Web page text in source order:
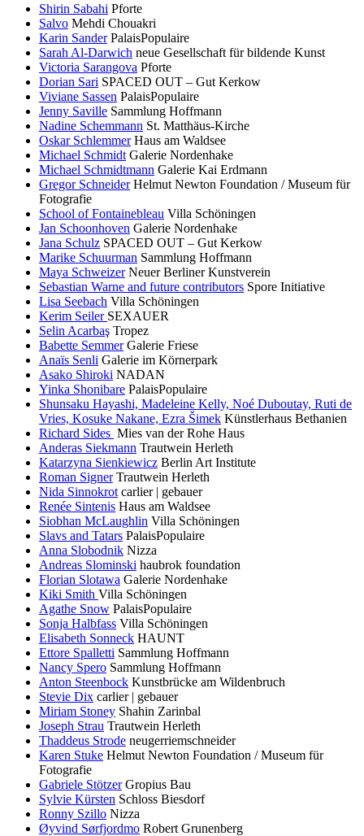
Shirin Sabahi Pforte
Salvo Mehdi Chouakri
Karin Sander PalaisPopulaire
Sarah Al-Darwich neue Gesellschaft für bildende Kunst
Victoria Sarangova Pforte
Dorian Sari SPACED OUT – Gut Kerkow
Viviane Sassen PalaisPopulaire
Jenny Saville Sammlung Hoffmann
Nadine Schemmann St. Matthäus-Kirche
Oskar Schlemmer Haus am Waldsee
Michael Schmidt Galerie Nordenhake
Michael Schmidtmann Galerie Kai Erdmann
Gregor Schneider Helmut Newton Foundation / Museum für
Fotografie
School of Fontainebleau Villa Schöningen
Jan Schoonhoven Galerie Nordenhake
Jana Schulz SPACED OUT – Gut Kerkow
Marike Schuurman Sammlung Hoffmann
Maya Schweizer Neuer Berliner Kunstverein
Sebastian Warne and future contributors Spore Initiative
Lisa Seebach Villa Schöningen
Kerim Seiler SEXAUER
Selin Acarbaş Tropez
Babette Semmer Galerie Friese
Anaïs Senli Galerie im Körnerpark
Asako Shiroki NADAN
Yinka Shonibare PalaisPopulaire
Shunsaku Hayashi, Madeleine Kelly, Noé Duboutay, Ruti de
Vries, Kosuke Nakane, Ezra Šimek Künstlerhaus Bethanien
Richard Sides Mies van der Rohe Haus
Anderas Siekmann Trautwein Herleth
Katarzyna Sienkiewicz Berlin Art Institute
Roman Signer Trautwein Herleth
Nida Sinnokrot carlier | gebauer
Renée Sintenis Haus am Waldsee
Siobhan McLaughlin Villa Schöningen
Slavs and Tatars PalaisPopulaire
Anna Slobodnik Nizza
Andreas Slominski haubrok foundation
Florian Slotawa Galerie Nordenhake
Kiki Smith Villa Schöningen
Agathe Snow PalaisPopulaire
Sonja Halbfass Villa Schöningen
Elisabeth Sonneck HAUNT
Ettore Spalletti Sammlung Hoffmann
Nancy Spero Sammlung Hoffmann
Anton Steenbock Kunstbrücke am Wildenbruch
Stevie Dix carlier | gebauer
Miriam Stoney Shahin Zarinbal
Joseph Strau Trautwein Herleth
Thaddeus Strode neugerriemschneider
Karen Stuke Helmut Newton Foundation / Museum für
Fotografie
Gabriele Stötzer Gropius Bau
Sylvie Kürsten Schloss Biesdorf
Ronny Szillo Nizza
Øyvind Sørfjordmo Robert Grunenberg